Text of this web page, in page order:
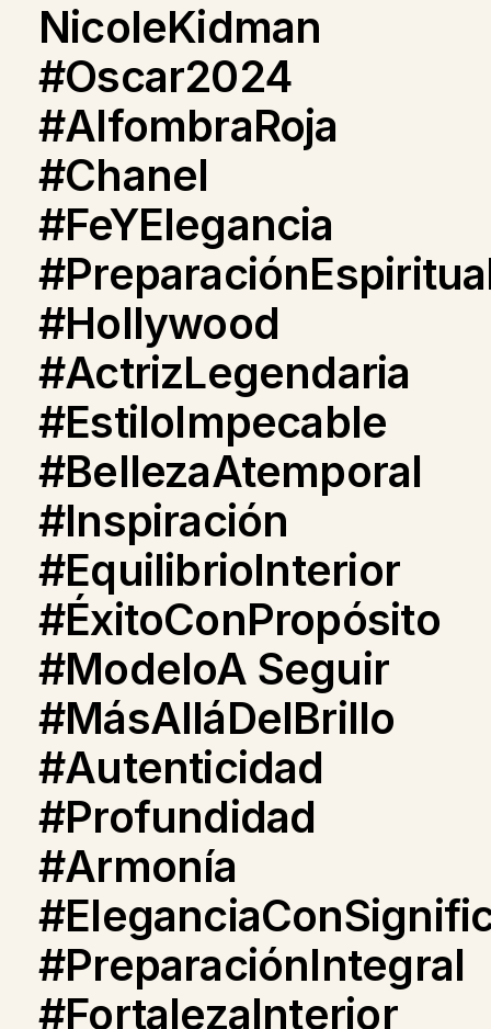
NicoleKidman
#Oscar2024
#AlfombraRoja
#Chanel
#FeYElegancia
#Hollywood
#ActrizLegendaria
#EstiloImpecable
#BellezaAtemporal
#Inspiración
#EquilibrioInterior
#ÉxitoConPropósito
#ModeloA Seguir
#MásAlláDelBrillo
#Autenticidad
#Profundidad
#Armonía
#PreparaciónIntegral
#FortalezaInterior